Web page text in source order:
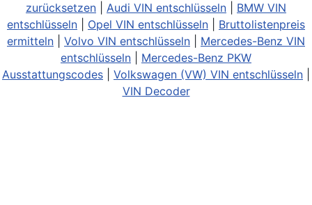
zurücksetzen
Audi VIN entschlüsseln
BMW VIN
entschlüsseln
Opel VIN entschlüsseln
Bruttolistenpreis
ermitteln
Volvo VIN entschlüsseln
Mercedes-Benz VIN
entschlüsseln
Mercedes-Benz PKW
Ausstattungscodes
Volkswagen (VW) VIN entschlüsseln
VIN Decoder